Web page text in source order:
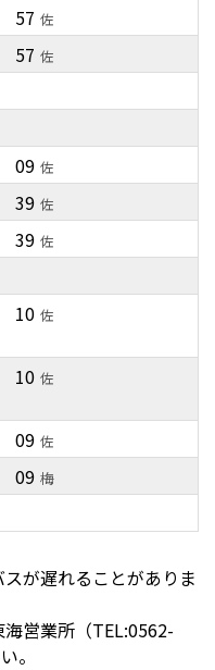
57 佐
57 佐
09 佐
39 佐
39 佐
10 佐
10 佐
09 佐
09 梅
が遅れることがありま
営業所（TEL:0562-
。